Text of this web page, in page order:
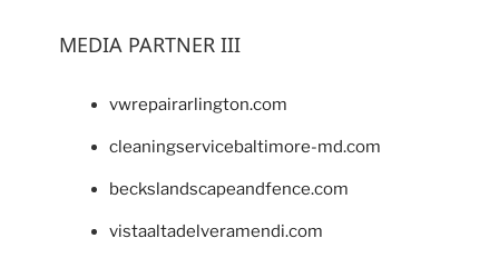
MEDIA PARTNER III
vwrepairarlington.com
cleaningservicebaltimore-md.com
beckslandscapeandfence.com
vistaaltadelveramendi.com